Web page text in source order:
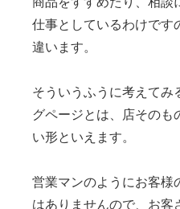
仕事としているわけです
違います。
そういうふうに考えてみ
グページとは、店そのも
い形といえます。
営業マンのようにお客様
はありませんので、お客